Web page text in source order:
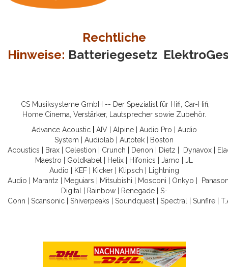
Rechtliche
Hinweise: Batteriegesetz
CS Musiksysteme GmbH -- Der Spezialist für Hifi, Car-Hifi,
Home Cinema, Verstärker, Lautsprecher sowie Zubehör.
Advance Acoustic
AIV| Alpine| Audio Pro
Audio
System
Audiolab Autotek
Boston
Acoustics
Brax Celestion Crunch Denon Dietz Dynavox
Maestro
Goldkabel Helix Hifonics Jamo
JL
Audio
KEF| Kicker| Klipsch
Lightning
Audio
Marantz Meguiars Mitsubishi Mosconi Onkyo
Digital
Rainbow| Renegade| S-
Conn
Scansonic Shiverpeaks Soundquest Spectral Sunfire